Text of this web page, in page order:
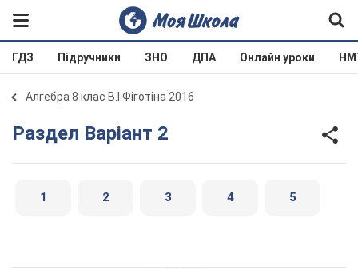
ГДЗ Підручники ЗНО ДПА Онлайн уроки
Алгебра 8 клас В.І.Фіготіна 2016
Раздел Варіант 2
1 2 3 4 5